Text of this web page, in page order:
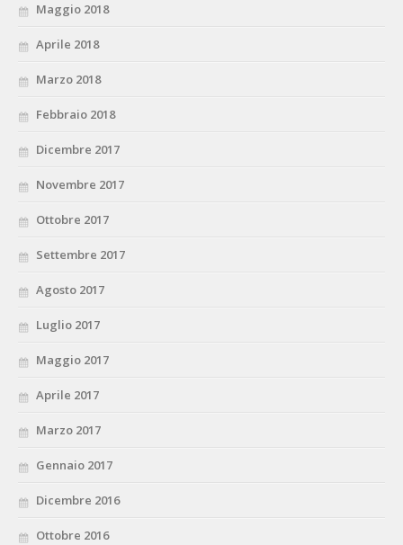
Maggio 2018
Aprile 2018
Marzo 2018
Febbraio 2018
Dicembre 2017
Novembre 2017
Ottobre 2017
Settembre 2017
Agosto 2017
Luglio 2017
Maggio 2017
Aprile 2017
Marzo 2017
Gennaio 2017
Dicembre 2016
Ottobre 2016